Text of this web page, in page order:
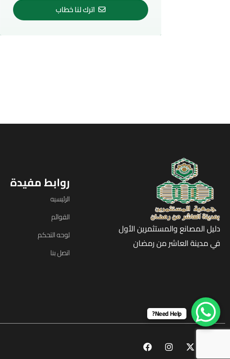
اترك لنا خطاب
دليل المصانع والمستثمرين الأول
في مدينة العاشر من رمضان
روابط مفيدة
الرئيسيه
القوائم
لوحه التحكم
اتصل بنا
Need Help?